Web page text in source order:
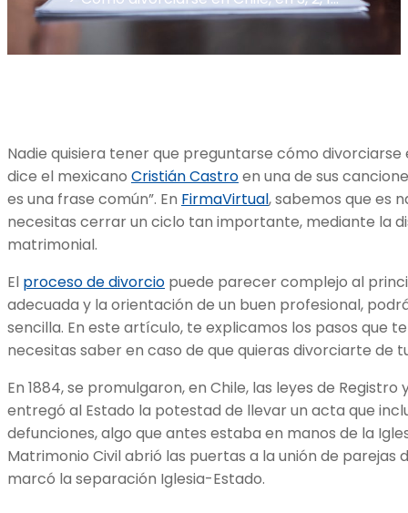
Nadie quisiera tener que preguntarse cómo divorciarse
dice el mexicano Cristián Castroen una de sus
es una frase común”. En FirmaVirtual, sabemos que es
necesitas cerrar un ciclo tan importante, mediante la
matrimonial.
El proceso de divorcio puede parecer complejo al
adecuada y la orientación de un buen profesional,
sencilla. En este artículo, te explicamos los pasos que
necesitas saber en caso de que quieras divorciarte de
En 1884, se promulgaron, en Chile, las leyes de
entregó al Estado la potestad de llevar un acta que
defunciones, algo que antes estaba en manos de la
Matrimonio Civil abrió las puertas a la unión de parejas
marcó la separación Iglesia-Estado.